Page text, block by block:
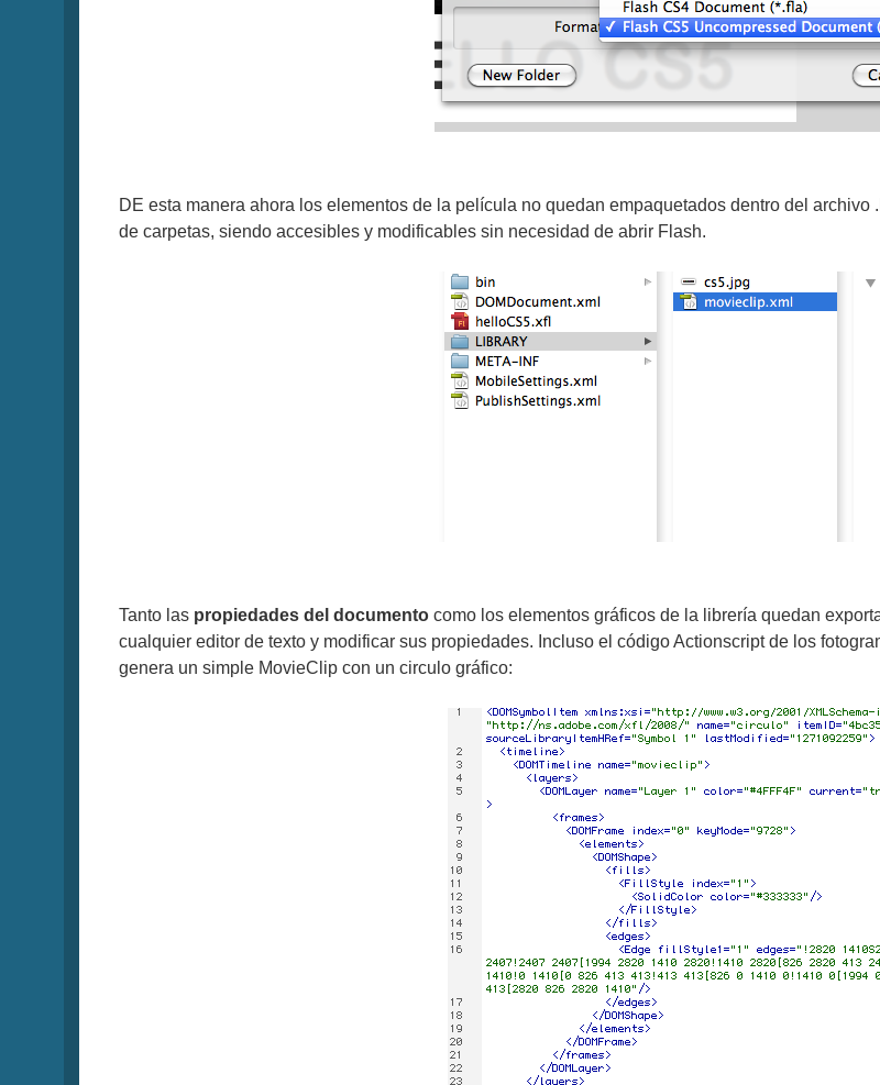
DE esta manera ahora los elementos de la película no quedan empaquetados dentro del
de carpetas, siendo accesibles y modificables sin necesidad de abrir Flash.
Tanto las propiedades del documento como los elementos gráficos de la librería quedan
cualquier editor de texto y modificar sus propiedades. Incluso el código Actionscript de los
genera un simple MovieClip con un circulo gráfico: